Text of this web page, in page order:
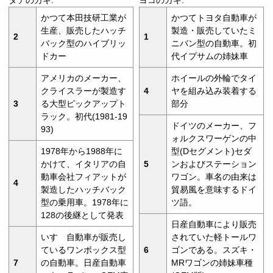
2
かつて本田技研工業が
生産、販売したハッチ
バック型のハイブリッ
ドカー
3
アメリカのメーカー、
クライスラーが製造す
る大型ピックアップト
ラック。初代(1981-19
93)
4
1978年から1988年に
かけて、イタリアの自
動車会社フィアットが
製造したハッチバック
型の乗用車。1978年に
128の後継として発表
7
いすゞ自動車が販売し
ているワンボックス型
の自動車。日産自動車
1
かつてトヨタ自動車が
製造・販売していたミ
ニバン型の自動車。初
代イプサムの姉妹車
4
ホイールの外輪でタイ
ヤを組み込み装着する
部分
5
ドイツのメーカー、フ
ォルクスワーゲンの中
型(Dセグメント)セダ
ンおよびステーション
ワゴン。車名の由来は
貿易風を意味するドイ
ツ語。
6
日産自動車により販売
されていた軽トールワ
ゴンである。スズキ・
MRワゴンの姉妹車種